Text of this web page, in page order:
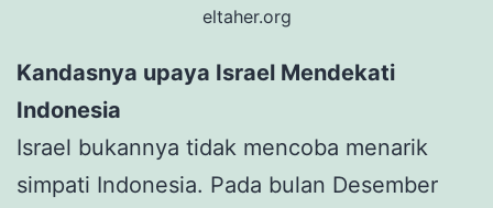
eltaher.org
Kandasnya upaya Israel Mendekati
Indonesia
Israel bukannya tidak mencoba menarik
simpati Indonesia. Pada bulan Desember